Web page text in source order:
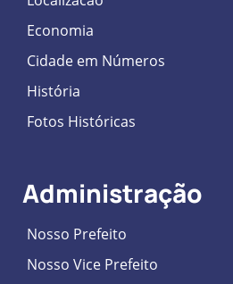
Economia
Cidade em Números
História
Fotos Históricas
Administração
Nosso Prefeito
Nosso Vice Prefeito